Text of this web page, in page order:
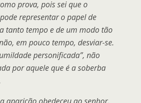
prova, pois sei que o
representar o papel de
tanto tempo e de um modo tão
em pouco tempo, desviar-se.
personificada”, não
por aquele que é a soberba